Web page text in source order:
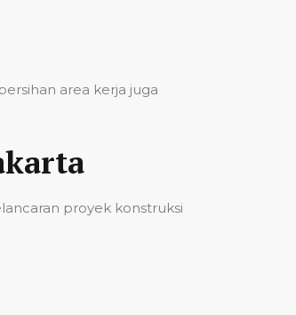
area kerja juga
proyek konstruksi